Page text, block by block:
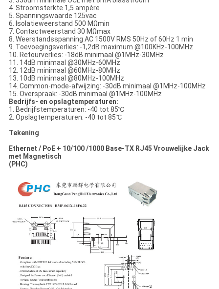
4. Stroomsterkte 1,5 ampère
5. Spanningswaarde 125vac
6. Isolatieweerstand 500 MΩmin
7. Contactweerstand 30 MΩmax
8. Weerstandsspanning AC 1500V RMS 50Hz of 60Hz 1 min
9. Toevoegingsverlies: -1,2dB maximum @100KHz-100MHz
10. Retourverlies: -18dB minimaal @1MHz-30MHz
11. 14dB minimaal @30MHz-60MHz
12. 12dB minimaal @60MHz-80MHz
13. 10dB minimaal @80MHz-100MHz
14. Common-mode-afwijzing: -30dB minimaal @1MHz-100MHz
15. Overspraak: -30dB minimaal @1MHz-100MHz
Bedrijfs- en opslagtemperaturen:
1. Bedrijfstemperaturen: -40 tot 85℃
2. Opslagtemperaturen: -40 tot 85℃
Tekening
Ethernet / PoE + 10/100 /1000 Base-TX RJ45 Vrouwelijke Jack
met Magnetisch
(PHC)